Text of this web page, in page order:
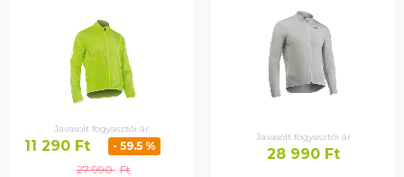
Javasolt fogyasztói ár
11 290 Ft
- 59.5 %
27 990 Ft
Javasolt fogyasztói ár
28 990 Ft